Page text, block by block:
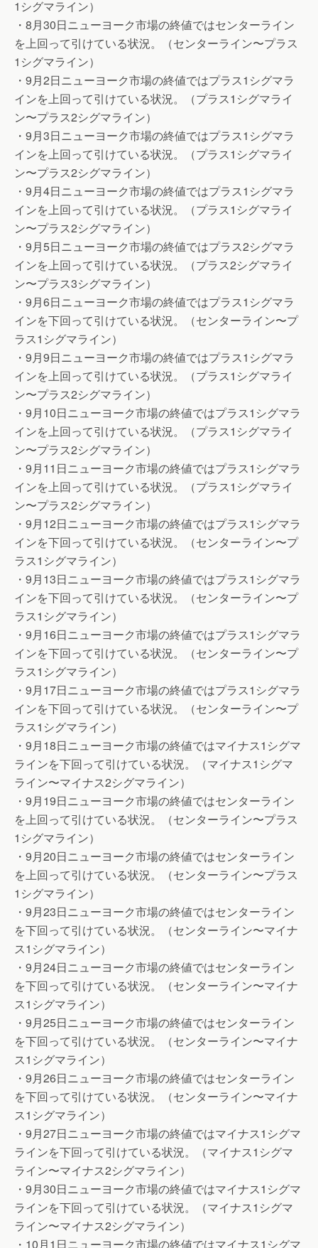
1シグマライン）
・8月30日ニューヨーク市場の終値ではセンターライン
を上回って引けている状況。（センターライン〜プラス
1シグマライン）
・9月2日ニューヨーク市場の終値ではプラス1シグマラ
インを上回って引けている状況。（プラス1シグマライ
ン〜プラス2シグマライン）
・9月3日ニューヨーク市場の終値ではプラス1シグマラ
インを上回って引けている状況。（プラス1シグマライ
ン〜プラス2シグマライン）
・9月4日ニューヨーク市場の終値ではプラス1シグマラ
インを上回って引けている状況。（プラス1シグマライ
ン〜プラス2シグマライン）
・9月5日ニューヨーク市場の終値ではプラス2シグマラ
インを上回って引けている状況。（プラス2シグマライ
ン〜プラス3シグマライン）
・9月6日ニューヨーク市場の終値ではプラス1シグマラ
インを下回って引けている状況。（センターライン〜プ
ラス1シグマライン）
・9月9日ニューヨーク市場の終値ではプラス1シグマラ
インを上回って引けている状況。（プラス1シグマライ
ン〜プラス2シグマライン）
・9月10日ニューヨーク市場の終値ではプラス1シグマラ
インを上回って引けている状況。（プラス1シグマライ
ン〜プラス2シグマライン）
・9月11日ニューヨーク市場の終値ではプラス1シグマラ
インを上回って引けている状況。（プラス1シグマライ
ン〜プラス2シグマライン）
・9月12日ニューヨーク市場の終値ではプラス1シグマラ
インを下回って引けている状況。（センターライン〜プ
ラス1シグマライン）
・9月13日ニューヨーク市場の終値ではプラス1シグマラ
インを下回って引けている状況。（センターライン〜プ
ラス1シグマライン）
・9月16日ニューヨーク市場の終値ではプラス1シグマラ
インを下回って引けている状況。（センターライン〜プ
ラス1シグマライン）
・9月17日ニューヨーク市場の終値ではプラス1シグマラ
インを下回って引けている状況。（センターライン〜プ
ラス1シグマライン）
・9月18日ニューヨーク市場の終値ではマイナス1シグマ
ラインを下回って引けている状況。（マイナス1シグマ
ライン〜マイナス2シグマライン）
・9月19日ニューヨーク市場の終値ではセンターライン
を上回って引けている状況。（センターライン〜プラス
1シグマライン）
・9月20日ニューヨーク市場の終値ではセンターライン
を上回って引けている状況。（センターライン〜プラス
1シグマライン）
・9月23日ニューヨーク市場の終値ではセンターライン
を下回って引けている状況。（センターライン〜マイナ
ス1シグマライン）
・9月24日ニューヨーク市場の終値ではセンターライン
を下回って引けている状況。（センターライン〜マイナ
ス1シグマライン）
・9月25日ニューヨーク市場の終値ではセンターライン
を下回って引けている状況。（センターライン〜マイナ
ス1シグマライン）
・9月26日ニューヨーク市場の終値ではセンターライン
を下回って引けている状況。（センターライン〜マイナ
ス1シグマライン）
・9月27日ニューヨーク市場の終値ではマイナス1シグマ
ラインを下回って引けている状況。（マイナス1シグマ
ライン〜マイナス2シグマライン）
・9月30日ニューヨーク市場の終値ではマイナス1シグマ
ラインを下回って引けている状況。（マイナス1シグマ
ライン〜マイナス2シグマライン）
・10月1日ニューヨーク市場の終値ではマイナス1シグマ